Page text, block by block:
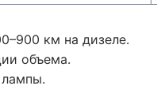
км на дизеле.
объема.
лампы.